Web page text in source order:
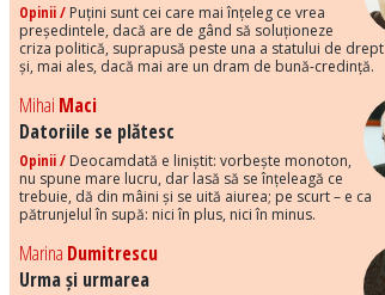
Opinii / Puțini sunt cei care mai înțeleg ce vrea
președintele, dacă are de gând să soluționeze
criza politică, suprapusă peste una a statului de drept
și, mai ales, dacă mai are un dram de bună-credință.
Mihai Maci
Datoriile se plătesc
Opinii / Deocamdată e liniștit: vorbește monoton,
nu spune mare lucru, dar lasă să se înțeleagă ce
trebuie, dă din mâini și se uită aiurea; pe scurt – e ca
pătrunjelul în supă: nici în plus, nici în minus.
Marina Dumitrescu
Urma și urmarea